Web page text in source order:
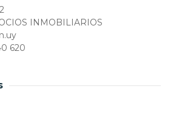
INMOBILIARIOS
620